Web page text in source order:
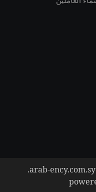
arab-